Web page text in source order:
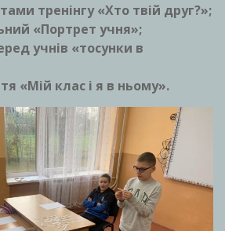
тренінгу «Хто твій друг?»;
«Портрет учня»;
учнів «тосунки в
«Мій клас і я в ньому».